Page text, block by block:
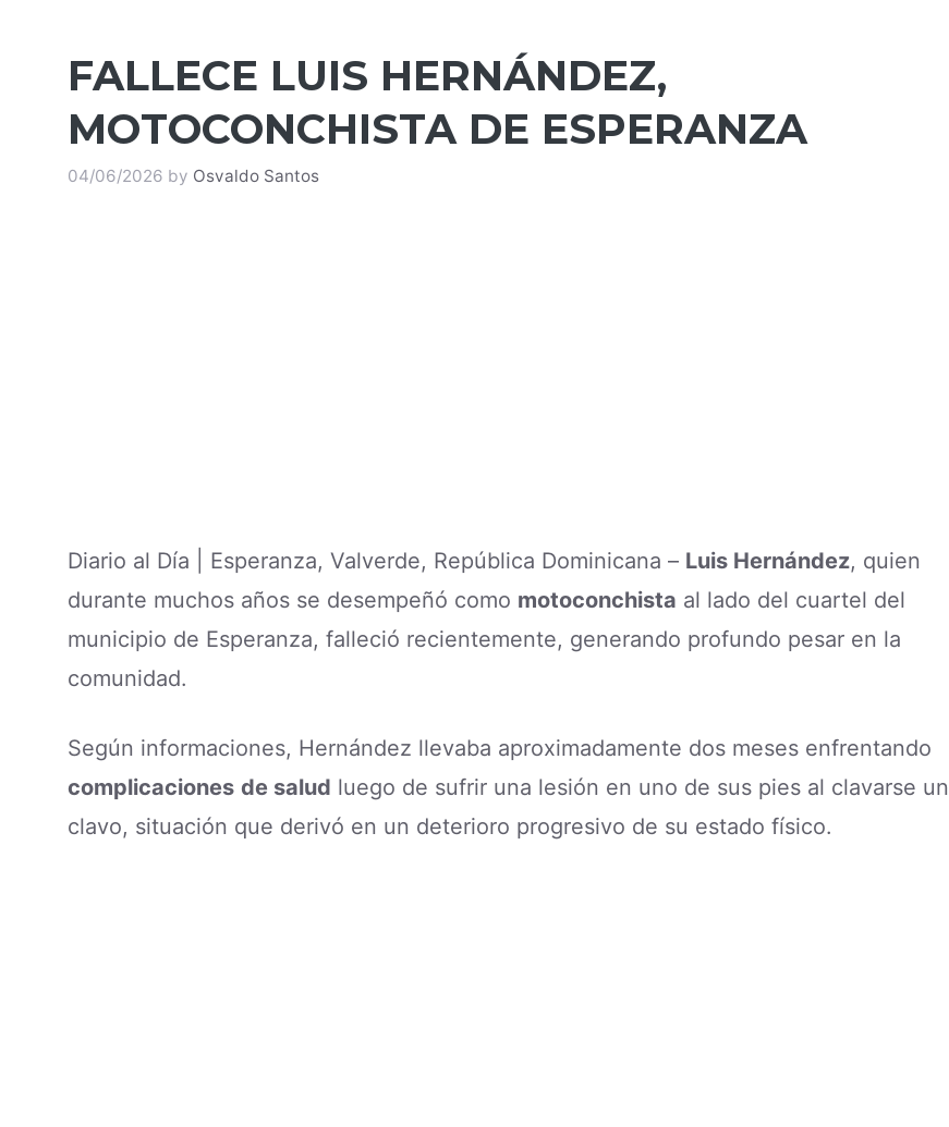
FALLECE LUIS HERNÁNDEZ,
MOTOCONCHISTA DE ESPERANZA
04/06/2026 by Osvaldo Santos
Diario al Día | Esperanza, Valverde, República Dominicana – Luis Hernández, quien
durante muchos años se desempeñó como motoconchista al lado del cuartel del
municipio de Esperanza, falleció recientemente, generando profundo pesar en la
comunidad.
Según informaciones, Hernández llevaba aproximadamente dos meses enfrentando
complicaciones de salud luego de sufrir una lesión en uno de sus pies al clavarse un
clavo, situación que derivó en un deterioro progresivo de su estado físico.